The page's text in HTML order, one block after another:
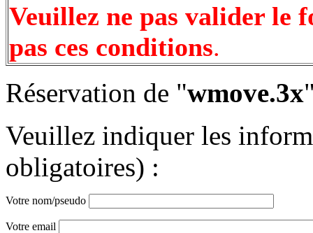
Veuillez ne pas valider le
pas ces conditions.
Réservation de "wmove.3x
Veuillez indiquer les
obligatoires) :
Votre nom/pseudo
Votre email